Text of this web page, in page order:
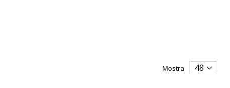
Mostra